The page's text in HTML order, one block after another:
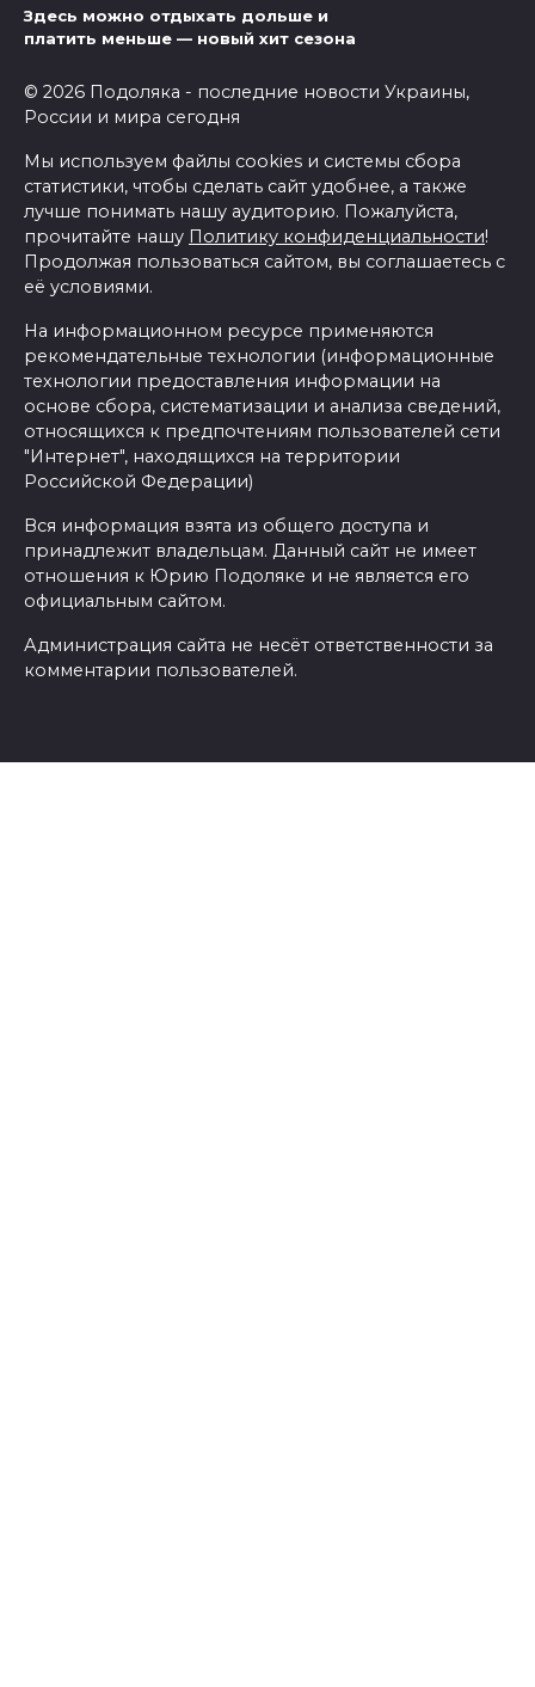
Здесь можно отдыхать дольше и
платить меньше — новый хит сезона
© 2026 Подоляка - последние новости Украины,
России и мира сегодня
Мы используем файлы cookies и системы сбора
статистики, чтобы сделать сайт удобнее, а также
лучше понимать нашу аудиторию. Пожалуйста,
прочитайте нашу Политику конфиденциальности!
Продолжая пользоваться сайтом, вы соглашаетесь с
её условиями.
На информационном ресурсе применяются
рекомендательные технологии (информационные
технологии предоставления информации на
основе сбора, систематизации и анализа сведений,
относящихся к предпочтениям пользователей сети
"Интернет", находящихся на территории
Российской Федерации)
Вся информация взята из общего доступа и
принадлежит владельцам. Данный сайт не имеет
отношения к Юрию Подоляке и не является его
официальным сайтом.
Администрация сайта не несёт ответственности за
комментарии пользователей.